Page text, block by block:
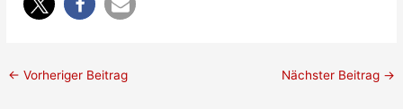
← Vorheriger Beitrag Nächster Beitrag →